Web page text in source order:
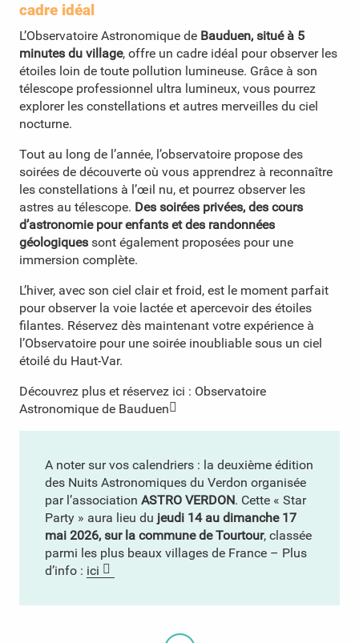
cadre idéal
L’Observatoire Astronomique de Bauduen, situé à 5
minutes du village, offre un cadre idéal pour observer les
étoiles loin de toute pollution lumineuse. Grâce à son
télescope professionnel ultra lumineux, vous pourrez
explorer les constellations et autres merveilles du ciel
nocturne.
Tout au long de l’année, l’observatoire propose des
soirées de découverte où vous apprendrez à reconnaître
les constellations à l’œil nu, et pourrez observer les
astres au télescope. Des soirées privées, des cours
d’astronomie pour enfants et des randonnées
géologiques sont également proposées pour une
immersion complète.
L’hiver, avec son ciel clair et froid, est le moment parfait
pour observer la voie lactée et apercevoir des étoiles
filantes. Réservez dès maintenant votre expérience à
l’Observatoire pour une soirée inoubliable sous un ciel
étoilé du Haut-Var.
Découvrez plus et réservez ici : Observatoire
Astronomique de Bauduen
A noter sur vos calendriers : la deuxième édition
des Nuits Astronomiques du Verdon organisée
par l’association ASTRO VERDON. Cette « Star
Party » aura lieu du jeudi 14 au dimanche 17
mai 2026, sur la commune de Tourtour, classée
parmi les plus beaux villages de France – Plus
d’info : ici